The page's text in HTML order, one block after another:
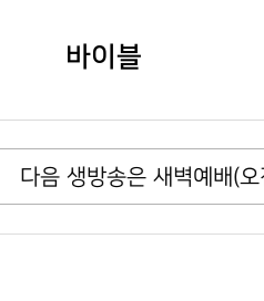
바이블
다음 생방송은 새벽예배(오